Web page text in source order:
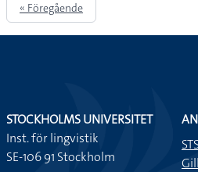
« Föregående
STOCKHOLMS UNIVERSITET
Inst. för lingvistik
SE-106 91 Stockholm